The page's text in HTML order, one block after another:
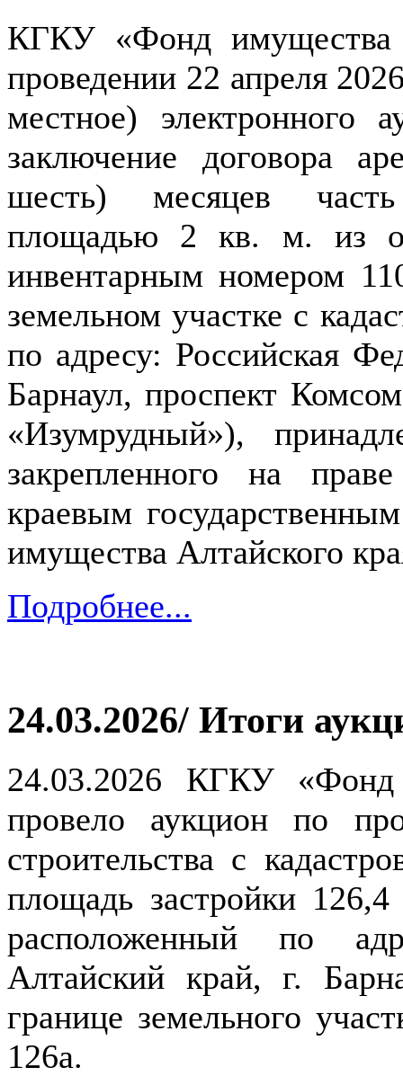
КГКУ «Фонд имущества
проведении 22 апреля
местное) электронного
заключение договора
шесть) месяцев
площадью 2 кв. м. из
инвентарным номером
земельном участке с
по адресу: Российская
Барнаул, проспект
«Изумрудный»),
закрепленного на
краевым
имущества Алтайского
Подробнее...
24.03.2026/ Итоги
24.03.2026 КГКУ «Фонд
провело аукцион по
строительства с
площадь застройки
расположенный по
Алтайский край, г.
границе земельного
126а.